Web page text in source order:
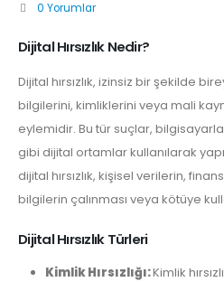
0 Yorumlar
Dijital Hırsızlık Nedir?
Dijital hırsızlık, izinsiz bir şekilde
bilgilerini, kimliklerini veya mali
eylemidir. Bu tür suçlar,
gibi dijital ortamlar kullanılarak
dijital hırsızlık, kişisel verilerin,
bilgilerin çalınması veya kötüye
Dijital Hırsızlık Türleri
Kimlik Hırsızlığı:Kimlik